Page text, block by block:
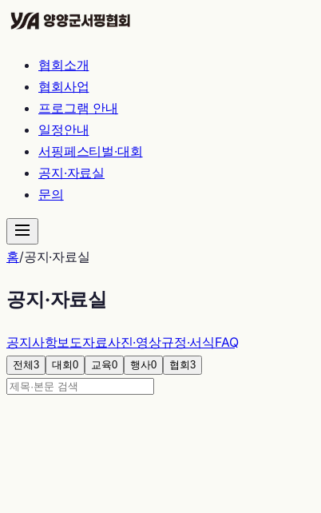
협회소개
협회사업
프로그램 안내
일정안내
서핑페스티벌·대회
공지·자료실
문의
홈/공지·자료실
공지·자료실
공지사항보도자료사진·영상규정·서식FAQ
전체3 대회0 교육0 행사0 협회3